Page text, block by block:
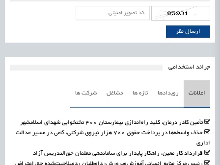
جرائد استخدامی
اعلانات رویدادها تازه ها مشاغل شرکت ها
تأمین کادر درمان، کلید راه‌اندازی بیمارستان ۴۰۰ تختخوابی شهدای اسلامشهر
حذف واسطه‌ها در پرداخت حقوق ۷۰۰ هزار نیروی شرکتی، گامی در مسیر عدالت
اداری
قرارداد کار معین، راهکار پایدار برای ساماندهی معلمان حق‌التدریس آزاد